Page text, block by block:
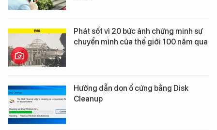
Phát sốt vì 20 bức ảnh chứng minh sự
chuyển mình của thế giới 100 năm qua
Hướng dẫn dọn ổ cứng bằng Disk
Cleanup